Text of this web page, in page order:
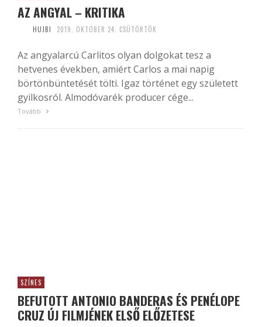
AZ ANGYAL – KRITIKA
HUJBI 2019. OKTÓBER 24. CSÜTÖRTÖK
Az angyalarcú Carlitos olyan dolgokat tesz a
hetvenes években, amiért Carlos a mai napig
börtönbüntetését tölti. Igaz történet egy született
gyilkosról. Almodóvarék producer cége...
Tovább
SZÍNES
BEFUTOTT ANTONIO BANDERAS ÉS PENÉLOPE
CRUZ ÚJ FILMJÉNEK ELSŐ ELŐZETESE